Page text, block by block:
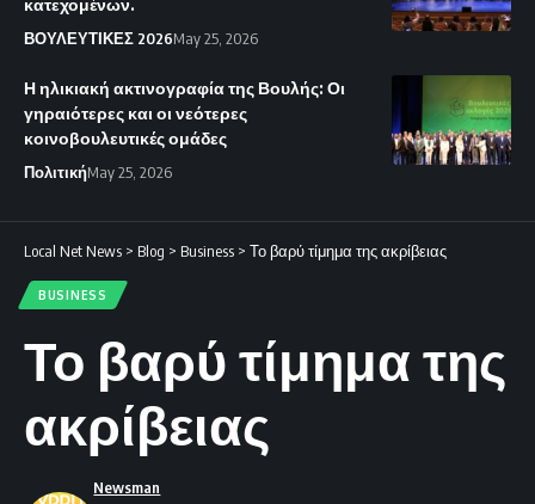
κατεχομένων.
ΒΟΥΛΕΥΤΙΚΕΣ 2026May 25, 2026
Η ηλικιακή ακτινογραφία της Βουλής: Οι
γηραιότερες και οι νεότερες
κοινοβουλευτικές ομάδες
ΠολιτικήMay 25, 2026
Local Net News > Blog > Business > Το βαρύ τίμημα της ακρίβειας
BUSINESS
Το βαρύ τίμημα της
ακρίβειας
Newsman